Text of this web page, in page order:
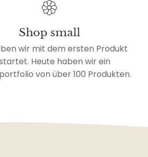
Shop small
wir mit dem ersten Produkt
Heute haben wir ein
von über 100 Produkten.